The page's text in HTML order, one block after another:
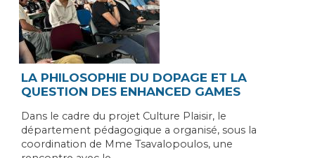
LA PHILOSOPHIE DU DOPAGE ET LA
QUESTION DES ENHANCED GAMES
Dans le cadre du projet Culture Plaisir, le
département pédagogique a organisé, sous la
coordination de Mme Tsavalopoulos, une